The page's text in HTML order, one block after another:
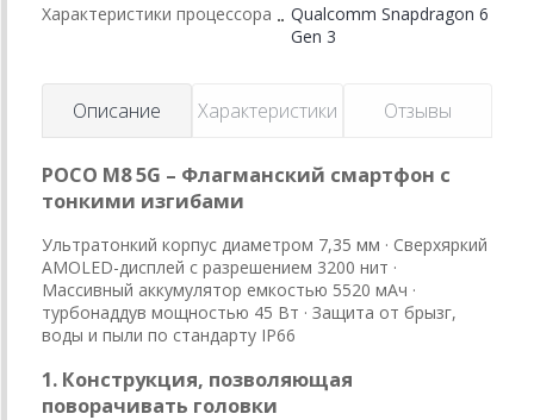
Характеристики процессора
Qualcomm Snapdragon 6
Gen 3
Описание Характеристики Отзывы
POCO M8 5G – Флагманский смартфон с
тонкими изгибами
Ультратонкий корпус диаметром 7,35 мм · Сверхяркий
AMOLED-дисплей с разрешением 3200 нит ·
Массивный аккумулятор емкостью 5520 мАч ·
турбонаддув мощностью 45 Вт · Защита от брызг,
воды и пыли по стандарту IP66
1. Конструкция, позволяющая
поворачивать головки